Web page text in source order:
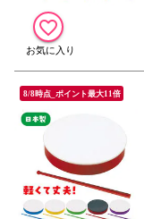
8/8時点_ポイント最大11倍